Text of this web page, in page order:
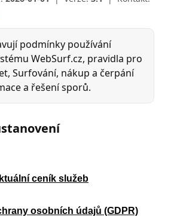
ceník služeb
osobních údajů (GDPR)